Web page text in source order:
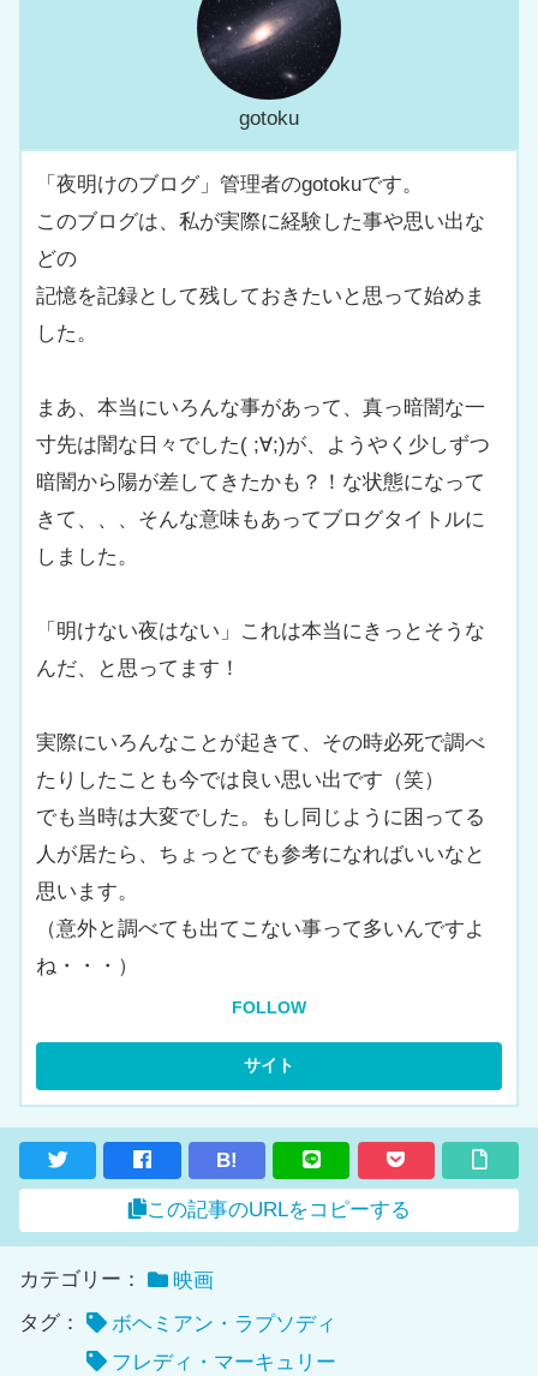
gotoku
「夜明けのブログ」管理者のgotokuです。
このブログは、私が実際に経験した事や思い出な
どの
記憶を記録として残しておきたいと思って始めま
した。
まあ、本当にいろんな事があって、真っ暗闇な一
寸先は闇な日々でした( ;∀;)が、ようやく少しずつ
暗闇から陽が差してきたかも？！な状態になって
きて、、、そんな意味もあってブログタイトルに
しました。
「明けない夜はない」これは本当にきっとそうな
んだ、と思ってます！
実際にいろんなことが起きて、その時必死で調べ
たりしたことも今では良い思い出です（笑）
でも当時は大変でした。もし同じように困ってる
人が居たら、ちょっとでも参考になればいいなと
思います。
（意外と調べても出てこない事って多いんですよ
ね・・・）
FOLLOW
B!
この記事のURLをコピーする
カテゴリー：
映画
タグ：
ボヘミアン・ラプソディ
フレディ・マーキュリー